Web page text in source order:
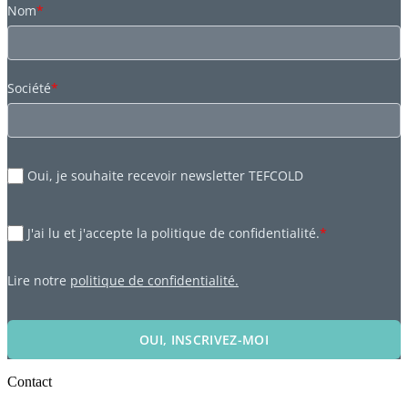
Nom*
Société*
Oui, je souhaite recevoir newsletter TEFCOLD
J'ai lu et j'accepte la politique de confidentialité.*
Lire notre politique de confidentialité.
OUI, INSCRIVEZ-MOI
Contact